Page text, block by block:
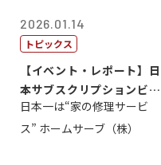
2026.01.14
トピックス
【イベント・レポート】日
本サブスクリプションビジ
ネス大賞20...
日本一は“家の修理サービ
ス” ホームサーブ（株）